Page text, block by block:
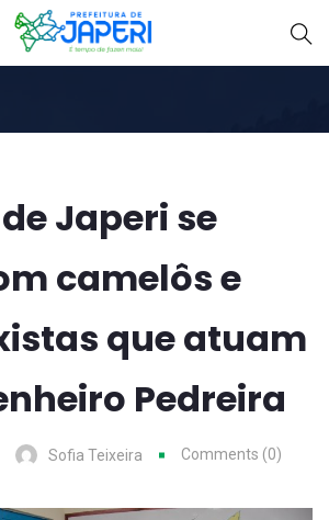
Japeri se
camelôs e
que atuam
Pedreira
Sofia Teixeira Comments (0)